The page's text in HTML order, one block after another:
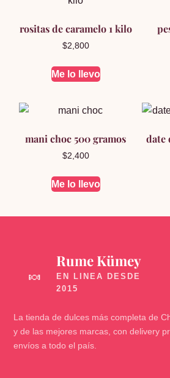
rositas de caramelo 1 kilo
$2,800
Me lo llevo
mani choc 500 gramos
$2,400
Me lo llevo
date
🍬
Rume Kümey
La tienda de dulces más completa de
y de las mejores marcas, con delivery
envíos a todo el país.